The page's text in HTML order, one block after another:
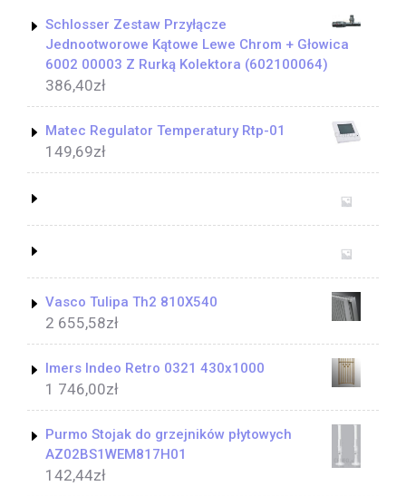
Schlosser Zestaw Przyłącze
Jednootworowe Kątowe Lewe Chrom + Głowica
6002 00003 Z Rurką Kolektora (602100064)
386,40zł
Matec Regulator Temperatury Rtp-01
149,69zł
Vasco Tulipa Th2 810X540
2 655,58zł
Imers Indeo Retro 0321 430x1000
1 746,00zł
Purmo Stojak do grzejników płytowych
AZ02BS1WEM817H01
142,44zł